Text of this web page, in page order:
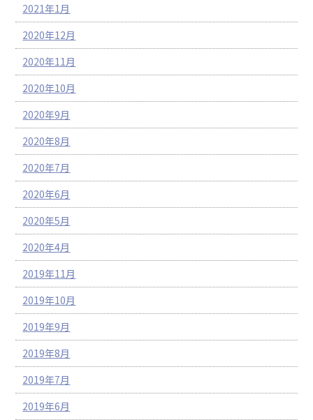
2021年1月
2020年12月
2020年11月
2020年10月
2020年9月
2020年8月
2020年7月
2020年6月
2020年5月
2020年4月
2019年11月
2019年10月
2019年9月
2019年8月
2019年7月
2019年6月